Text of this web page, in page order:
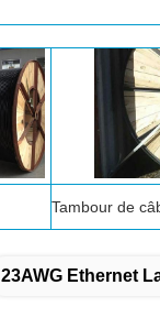
Tambour de
23AWG Ethernet